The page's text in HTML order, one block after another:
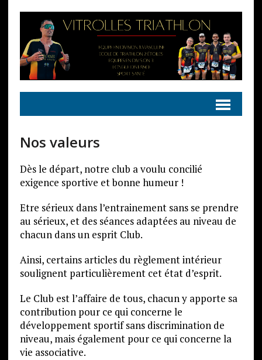
Nos valeurs
Dès le départ, notre club a voulu concilié
exigence sportive et bonne humeur !
Etre sérieux dans l’entrainement sans se prendre
au sérieux, et des séances adaptées au niveau de
chacun dans un esprit Club.
Ainsi, certains articles du règlement intérieur
soulignent particulièrement cet état d’esprit.
Le Club est l’affaire de tous, chacun y apporte sa
contribution pour ce qui concerne le
développement sportif sans discrimination de
niveau, mais également pour ce qui concerne la
vie associative.